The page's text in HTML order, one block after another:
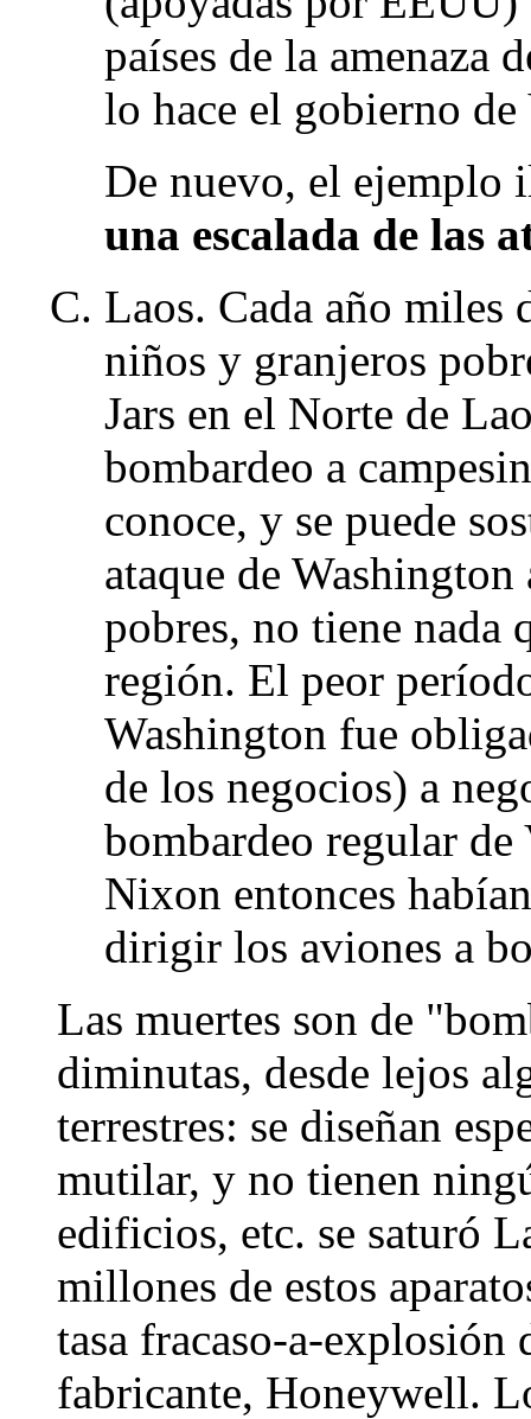
países de la amenaza
lo hace el gobierno
De nuevo, el ejemplo
una escalada de las
Laos. Cada año miles
niños y granjeros
Jars en el Norte de
bombardeo a
conoce, y se puede
ataque de
pobres, no tiene nada
región. El peor
Washington fue
de los negocios) a
bombardeo regular
Nixon entonces
dirigir los aviones a
Las muertes son de
diminutas, desde lejos
terrestres: se diseñan
mutilar, y no tienen
edificios, etc. se saturó
millones de estos
tasa fracaso-a-explosión
fabricante, Honeywell.